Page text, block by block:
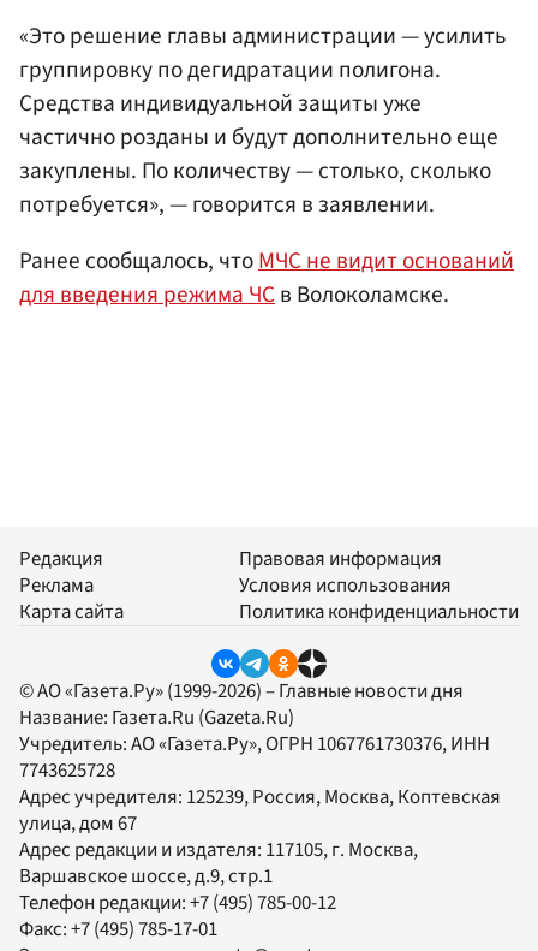
«Это решение главы администрации — усилить
группировку по дегидратации полигона.
Средства индивидуальной защиты уже
частично розданы и будут дополнительно еще
закуплены. По количеству — столько, сколько
потребуется», — говорится в заявлении.
Ранее сообщалось, чтоМЧС не видит оснований
для введения режима ЧСв Волоколамске.
Редакция
Реклама
Карта сайта
Правовая информация
Условия использования
Политика конфиденциальности
© АО «Газета.Ру» (1999-2026) – Главные новости дня
Название: Газета.Ru (Gazeta.Ru)
Учредитель:АО «Газета.Ру», ОГРН 1067761730376, ИНН
7743625728
Адрес учредителя: 125239, Россия, Москва, Коптевская
улица, дом 67
Адрес редакции и издателя: 117105, г. Москва,
Варшавское шоссе, д.9, стр.1
Телефон редакции:+7 (495) 785-00-12
Факс:+7 (495) 785-17-01